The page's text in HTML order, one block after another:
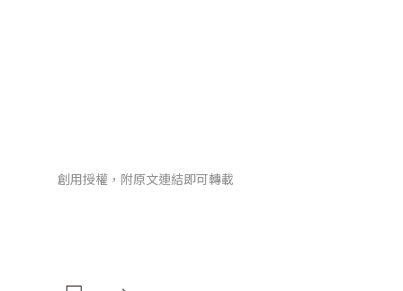
創用授權，附原文連結即可轉載